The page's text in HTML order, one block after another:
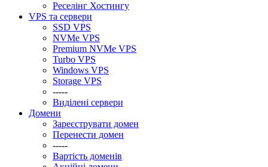
Реселінг Хостингу
VPS та сервери
SSD VPS
NVMe VPS
Premium NVMe VPS
Turbo VPS
Windows VPS
Stоrage VPS
-----
Виділені сервери
Домени
Зареєструвати домен
Перенести домен
-----
Вартість доменів